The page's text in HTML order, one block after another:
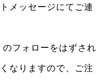
メッセージにてご連
フォローをはずされ
なりますので、ご注